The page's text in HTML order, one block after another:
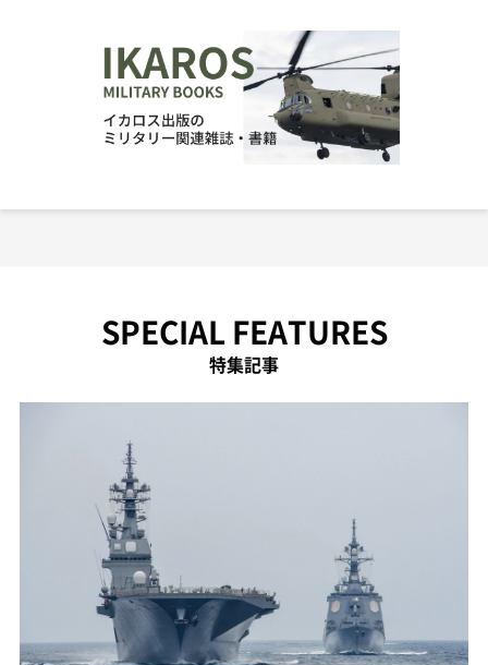
SPECIAL FEATURES
特集記事